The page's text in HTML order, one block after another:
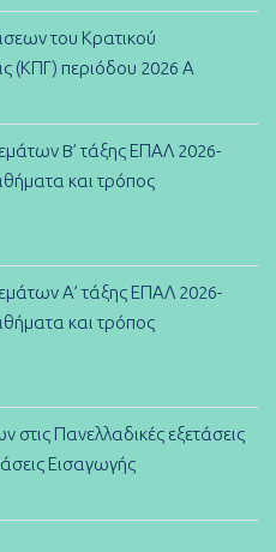
του Κρατικού
(ΚΠΓ) περιόδου 2026 Α
B’ τάξης ΕΠΑΛ 2026-
και τρόπος
Α’ τάξης ΕΠΑΛ 2026-
και τρόπος
στις Πανελλαδικές εξετάσεις
Εισαγωγής